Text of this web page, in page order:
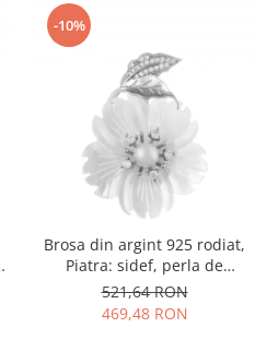
-10%
Brosa din argint 925 rodiat,
Piatra: sidef, perla de
laborator , zirconia fatetata si
cubic zirconia, Culoare: alb si
transparent, Sonis Silver
521,64 RON
469,48 RON